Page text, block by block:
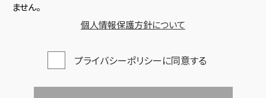
ません。
個人情報保護方針について
プライバシーポリシーに同意する